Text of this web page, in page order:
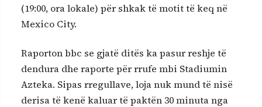
(19:00, ora lokale) për shkak të motit të keq në
Mexico City.
Raporton bbc se gjatë ditës ka pasur reshje të
dendura dhe raporte për rrufe mbi Stadiumin
Azteka. Sipas rregullave, loja nuk mund të nisë
derisa të kenë kaluar të paktën 30 minuta nga